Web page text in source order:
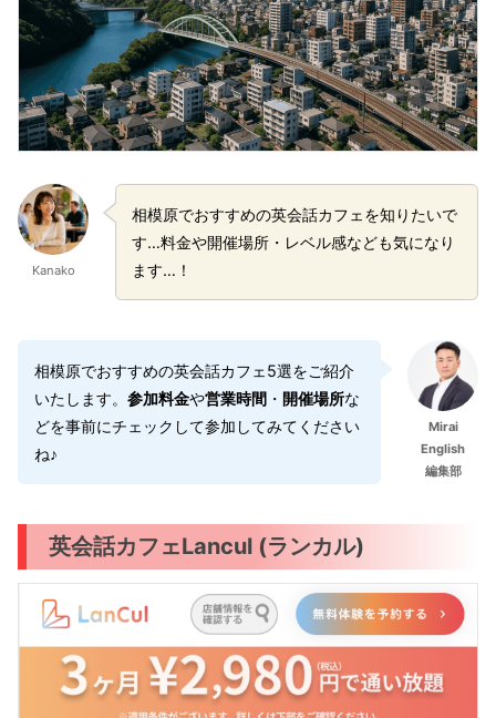
Kanako
相模原でおすすめの英会話カフェを知りたいで
す…料金や開催場所・レベル感なども気になり
ます…！
Mirai
English
編集部
相模原でおすすめの英会話カフェ5選をご紹介
いたします。参加料金や営業時間 ・ 開催場所な
どを事前にチェックして参加してみてください
ね♪
英会話カフェLancul (ランカル)